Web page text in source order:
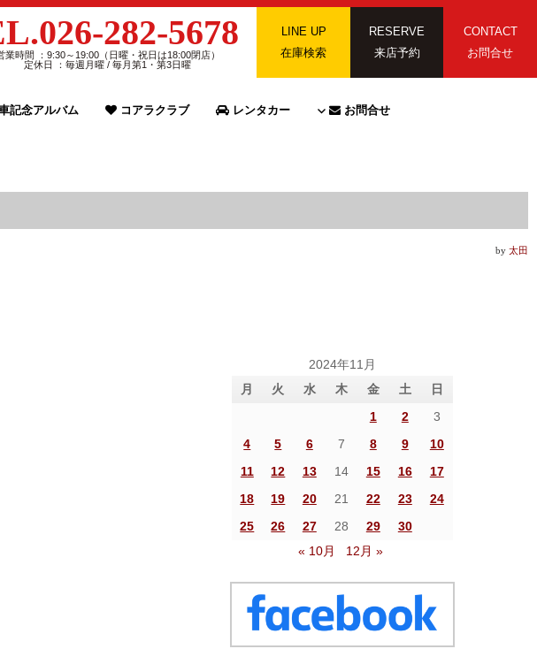
282-5678
業時間 ：9:30～19:00（日曜・祝日は18:00閉店）
定休日 ：毎週月曜 / 毎月第1・第3日曜
LINE UP
在庫検索
RESERVE
来店予約
CONTACT
お問合せ
記念アルバム コアラクラブ レンタカー お問合せ
by 太田
2024年11月
月
火 水 木 金 土
日
1
2
3
4
5 6 7 8 9
10
11
12 13 14 15 16
17
18
19 20 21 22 23
24
25
26 27 28 29
30
« 10月
12月 »